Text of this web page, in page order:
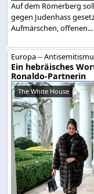
Auf dem Römerberg
gegen Judenhass
Aufmärschen, offenen...
Europa --
Ein hebräisches
Ronaldo-Partnerin
The White House